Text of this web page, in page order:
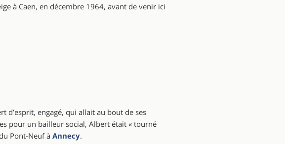
à Caen, en décembre 1964, avant de venir ici
d’esprit, engagé, qui allait au bout de ses
pour un bailleur social, Albert était « tourné
Pont-Neuf à Annecy.